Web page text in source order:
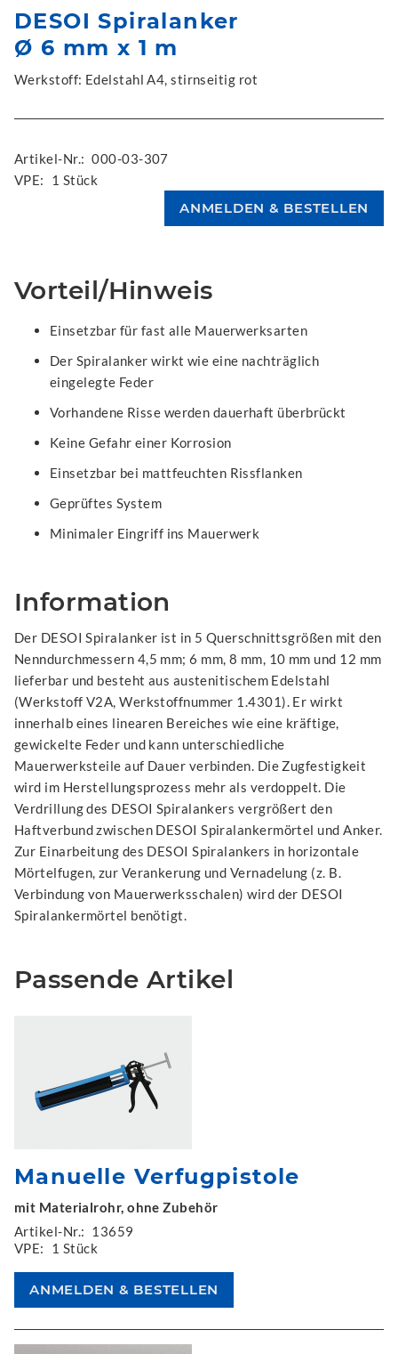
DESOI Spiralanker
Ø 6 mm x 1 m
Werkstoff: Edelstahl A4, stirnseitig rot
Artikel-Nr.: 000-03-307
VPE:
1 Stück
Vorteil/Hinweis
Einsetzbar für fast alle Mauerwerksarten
Der Spiralanker wirkt wie eine nachträglich
eingelegte Feder
Vorhandene Risse werden dauerhaft überbrückt
Keine Gefahr einer Korrosion
Einsetzbar bei mattfeuchten Rissflanken
Geprüftes System
Minimaler Eingriff ins Mauerwerk
Information
Der DESOI Spiralanker ist in 5 Querschnittsgrößen mit den
Nenndurchmessern 4,5 mm; 6 mm, 8 mm, 10 mm und 12 mm
lieferbar und besteht aus austenitischem Edelstahl
(Werkstoff V2A, Werkstoffnummer 1.4301). Er wirkt
innerhalb eines linearen Bereiches wie eine kräftige,
gewickelte Feder und kann unterschiedliche
Mauerwerksteile auf Dauer verbinden. Die Zugfestigkeit
wird im Herstellungsprozess mehr als verdoppelt. Die
Verdrillung des DESOI Spiralankers vergrößert den
Haftverbund zwischen DESOI Spiralankermörtel und Anker.
Zur Einarbeitung des DESOI Spiralankers in horizontale
Mörtelfugen, zur Verankerung und Vernadelung (z. B.
Verbindung von Mauerwerksschalen) wird der DESOI
Spiralankermörtel benötigt.
Passende Artikel
Manuelle Verfugpistole
mit Materialrohr, ohne Zubehör
Artikel-Nr.: 13659
VPE:
1 Stück